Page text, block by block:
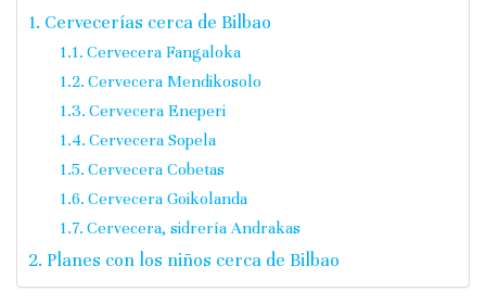
Cervecerías cerca de Bilbao
Cervecera Fangaloka
Cervecera Mendikosolo
Cervecera Eneperi
Cervecera Sopela
Cervecera Cobetas
Cervecera Goikolanda
Cervecera, sidrería Andrakas
Planes con los niños cerca de Bilbao